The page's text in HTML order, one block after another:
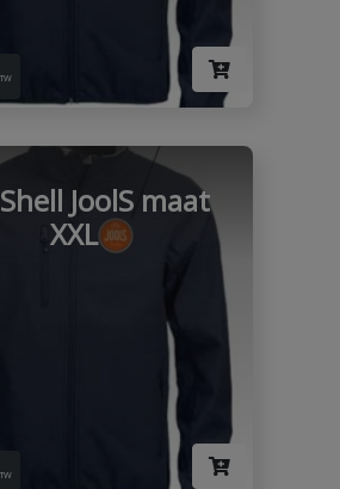
JoolS maat
XXL